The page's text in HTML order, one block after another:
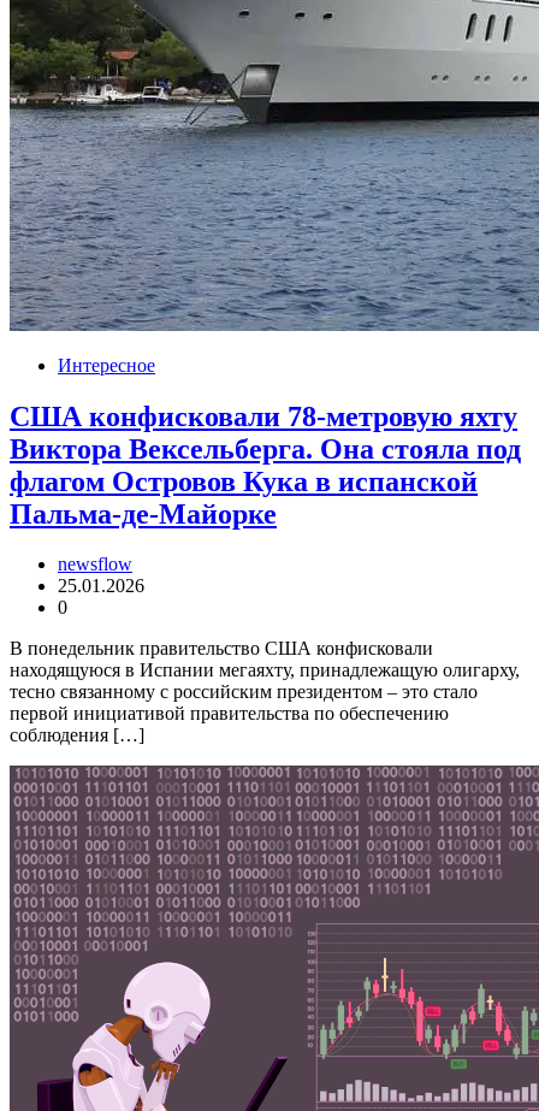
Интересное
США конфисковали 78-метровую яхту
Виктора Вексельберга. Она стояла под
флагом Островов Кука в испанской
Пальма-де-Майорке
newsflow
25.01.2026
0
В понедельник правительство США конфисковали
находящуюся в Испании мегаяхту, принадлежащую олигарху,
тесно связанному с российским президентом – это стало
первой инициативой правительства по обеспечению
соблюдения […]